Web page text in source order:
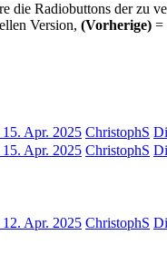
die Radiobuttons der zu
Version, (Vorherige) =
Apr. 2025 ChristophS
Apr. 2025 ChristophS
12. Apr. 2025 ChristophS